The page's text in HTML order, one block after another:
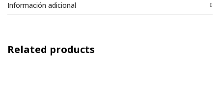
Información adicional
Related products